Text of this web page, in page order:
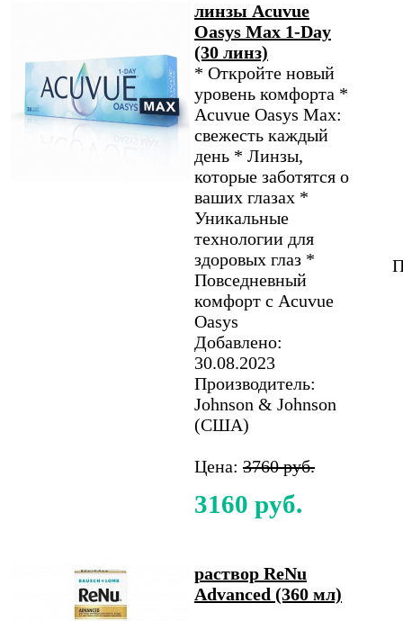
линзы Acuvue
Oasys Max 1-Day
(30 линз)
* Откройте новый
уровень комфорта *
Acuvue Oasys Max:
свежесть каждый
день * Линзы,
которые заботятся о
ваших глазах *
Уникальные
технологии для
здоровых глаз *
Повседневный
комфорт с Acuvue
Oasys
Добавлено:
30.08.2023
Производитель:
Johnson & Johnson
(США)
Цена: 3760 руб.
3160 руб.
раствор ReNu
Advanced (360 мл)